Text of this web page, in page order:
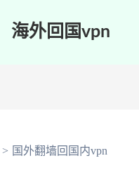
海外回国vpn
国外翻墙回国内vpn